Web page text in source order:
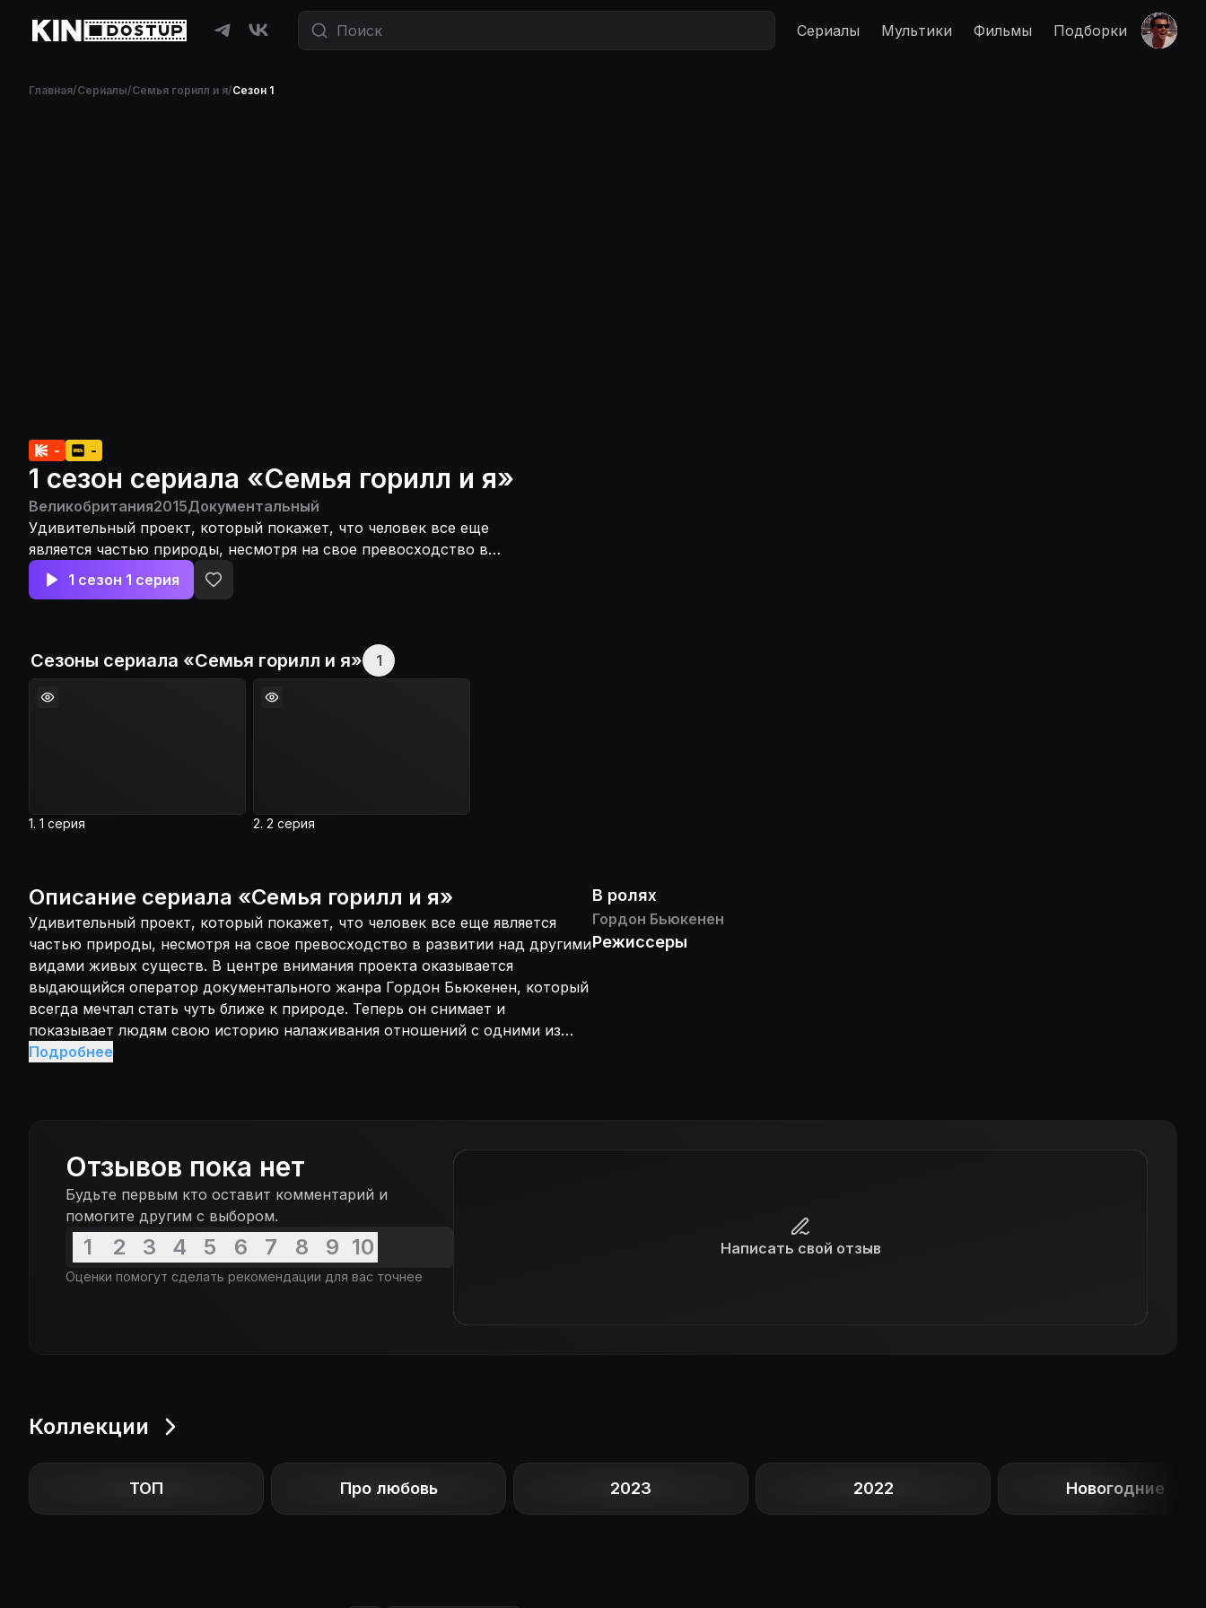
Сериалы Мультики Фильмы Подборки
Фильмы и сериалы бесплатно